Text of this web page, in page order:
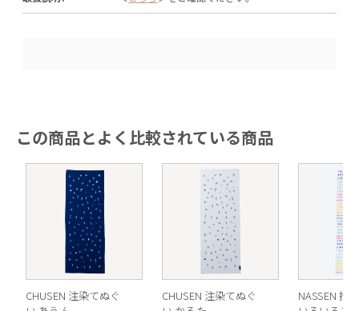
この商品とよく比較されている商品
CHUSEN 注染てぬぐ
CHUSEN 注染てぬぐ
NASSEN 捺